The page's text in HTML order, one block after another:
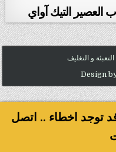
العصير التيك آواي
Design
الى 40 % ... قد توجد اخطاء .. اتصل